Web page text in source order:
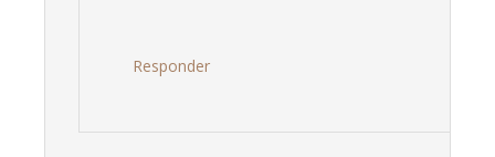
Responder